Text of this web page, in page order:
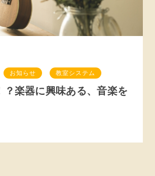
お知らせ 教室システム
？楽器に興味ある、音楽を